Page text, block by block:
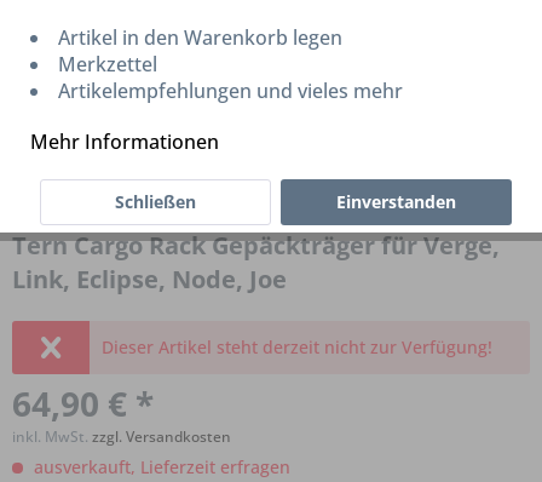
Tern Cargo Rack Gepäckträger für Verge,
Link, Eclipse, Node, Joe
Dieser Artikel steht derzeit nicht zur Verfügung!
64,90 € *
inkl. MwSt. zzgl. Versandkosten
ausverkauft, Lieferzeit erfragen
Artikel in den Warenkorb legen
Merkzettel
Artikelempfehlungen und vieles mehr
Mehr Informationen
Einverstanden
Schließen